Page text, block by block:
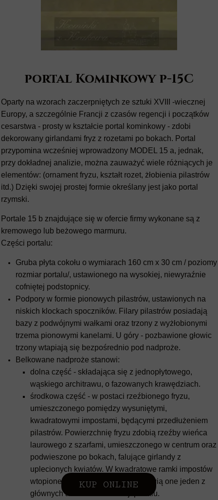
KUP ONLINE
portal Kominkowy p-15C
Oparty na wzorach zaczerpniętych ze sztuki XVIII -wiecznej
Europy, a szczególnie Francji z czasów regencji i początków
cesarstwa - prosty w kształcie portal kominkowy - zdobi
dekorowany girlandami fryz z rozetami po bokach. Portal
przypomina wcześniej wprowadzony MODEL 15 a, jednak,
przy dokładnej analizie, można zauważyć wiele różniących je
elementów: (ornament fryzu, kształt rozet, żłobienia pilastrów
itd.) Dzięki swojej prostej formie określany jest jako portal
rzymski.
Portale 15 b znajdujące się w ofercie firmy wykonane są z
kremowego lub beżowego marmuru.
Części portalu:
Gruba płyta cokołu o wymiarach 160 cm x 30 cm / poziomy
rozmiar portalu/, ustawionego na wysokiej, niewyraźnie
cofniętej podstopnicy.
Podpory w formie pionowych pilastrów, ustawionych na
niskich klockach spoczników. Filary pilastrów posiadają
bazy z podwójnymi wałkami oraz trzony z wyżłobionymi
trzema pionowymi kanelami. U góry - pozbawione głowic
trzony wtapiają się bezpośrednio pod nadproże.
Belkowane nadproże stanowi:
dolna część - składająca się z jednopłytowego,
wąskiego architrawu, o fazowanych krawędziach.
środkowa część - w postaci rzeźbionego fryzu,
umieszczonego pomiędzy wysuniętymi,
kwadratowymi impostami, będącymi przedłużeniem
pilastrów. Powierzchnię fryzu zdobią rzeźby wieńca
laurowego z szarfami, umieszczonego w centrum oraz
podwieszone po bokach, falujące girlandy z
uplecionych kwiatów. W kwadratowe ramki impostów
wtopione są ozdobne rozety. Stanowią one jeden z
głównych akcentów dekoracji portalu.